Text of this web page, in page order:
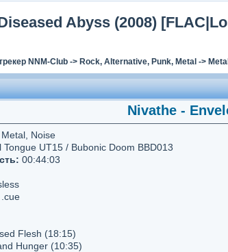
Abyss (2008)
NNM-Club-> Rock, Alternative, Punk, Metal ->
Nivathe -
Noise
Tongue UT15 / Bubonic Doom BBD013
00:44:03
Flesh (18:15)
Hunger (10:35)